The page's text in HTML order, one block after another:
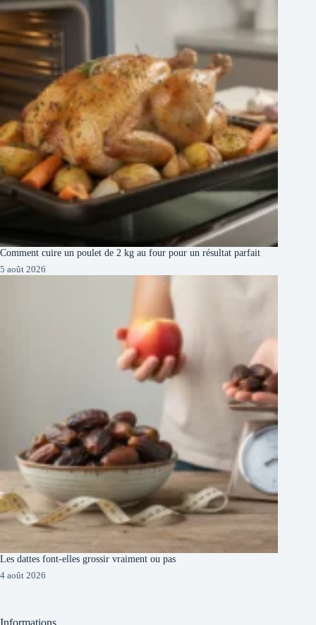
Comment cuire un poulet de 2 kg au four pour un résultat parfait
5 août 2026
Les dattes font-elles grossir vraiment ou pas
4 août 2026